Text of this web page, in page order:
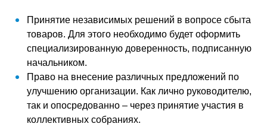
Принятие независимых решений в вопросе сбыта
товаров. Для этого необходимо будет оформить
специализированную доверенность, подписанную
начальником.
Право на внесение различных предложений по
улучшению организации. Как лично руководителю,
так и опосредованно – через принятие участия в
коллективных собраниях.